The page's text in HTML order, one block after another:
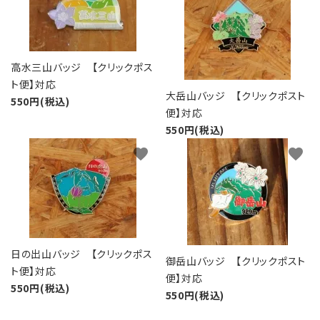
高水三山バッジ 【クリックポス
ト便】対応
550円(税込)
大岳山バッジ 【クリックポスト
便】対応
550円(税込)
日の出山バッジ 【クリックポス
ト便】対応
550円(税込)
favorite
御岳山バッジ 【クリックポスト
便】対応
550円(税込)
favorite